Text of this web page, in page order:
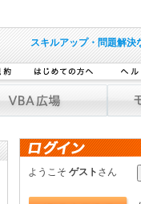
スキルアップ・問題解決
ようこそ ゲスト さん